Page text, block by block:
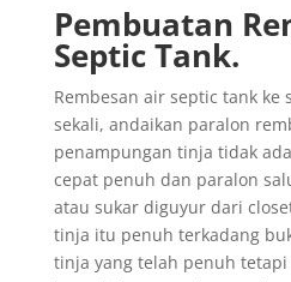
Pembuatan
Septic Tank.
Rembesan air septic tank ke
sekali, andaikan paralon
penampungan tinja tidak
cepat penuh dan paralon
atau sukar diguyur dari
tinja itu penuh terkadang
tinja yang telah penuh